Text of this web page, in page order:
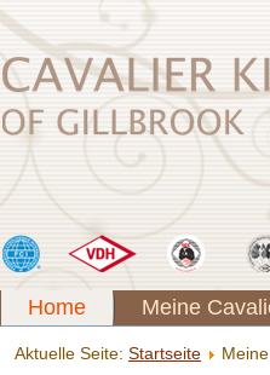
Home Meine
Aktuelle Seite: Startseite